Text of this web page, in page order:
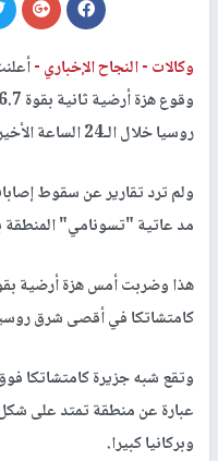
وكالات -النجاح الإخباري -
روسيا​ خلال الـ24 الساعة الأخيرة.
ولم ترد ​تقارير​ عن سقوط
مد عاتية "​تسونامي​" المنطقة
كامتشاتكا في أقصى شرق
وتقع شبه جزيرة كامتشاتكا
عبارة عن منطقة تمتد على
وبركانيا كبيرا.